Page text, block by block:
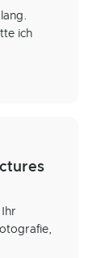
ich